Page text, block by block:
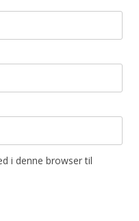
i denne browser til